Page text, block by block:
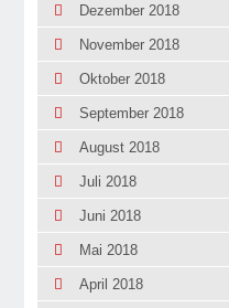
Dezember 2018
November 2018
Oktober 2018
September 2018
August 2018
Juli 2018
Juni 2018
Mai 2018
April 2018